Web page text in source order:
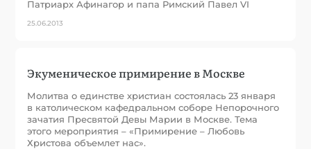
Патриарх Афинагор и папа Римский Павел VI
25.06.2013
Экуменическое примирение в Москве
Молитва о единстве христиан состоялась 23 января
в католическом кафедральном соборе Непорочного
зачатия Пресвятой Девы Марии в Москве. Тема
этого мероприятия – «Примирение – Любовь
Христова объемлет нас».